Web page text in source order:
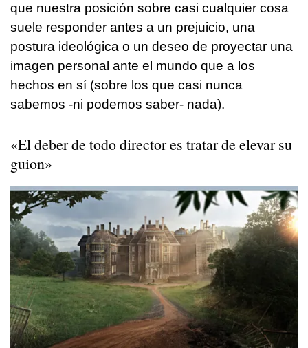
que nuestra posición sobre casi cualquier cosa
suele responder antes a un prejuicio, una
postura ideológica o un deseo de proyectar una
imagen personal ante el mundo que a los
hechos en sí (sobre los que casi nunca
sabemos -ni podemos saber- nada).
«El deber de todo director es tratar de elevar su
guion»